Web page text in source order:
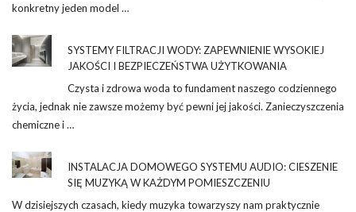
konkretny jeden model …
SYSTEMY FILTRACJI WODY: ZAPEWNIENIE WYSOKIEJ
JAKOŚCI I BEZPIECZEŃSTWA UŻYTKOWANIA
Czysta i zdrowa woda to fundament naszego codziennego
życia, jednak nie zawsze możemy być pewni jej jakości. Zanieczyszczenia
chemiczne i …
INSTALACJA DOMOWEGO SYSTEMU AUDIO: CIESZENIE
SIĘ MUZYKĄ W KAŻDYM POMIESZCZENIU
W dzisiejszych czasach, kiedy muzyka towarzyszy nam praktycznie